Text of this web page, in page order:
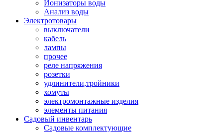
Ионизаторы воды
Анализ воды
Электротовары
выключатели
кабель
лампы
прочее
реле напряжения
розетки
удлинители,тройники
хомуты
электромонтажные изделия
элементы питания
Садовый инвентарь
Садовые комплектующие